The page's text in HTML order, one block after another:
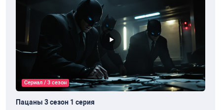
Сериал / 3 сезон
Пацаны 3 сезон 1 серия